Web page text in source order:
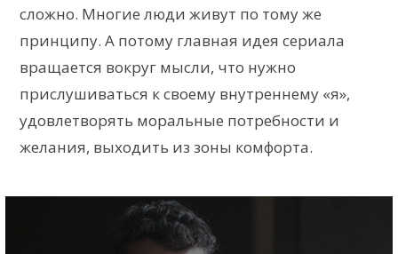
сложно. Многие люди живут по тому же
принципу. А потому главная идея сериала
вращается вокруг мысли, что нужно
прислушиваться к своему внутреннему «я»,
удовлетворять моральные потребности и
желания, выходить из зоны комфорта.